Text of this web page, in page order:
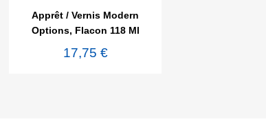
Aperçu rapide
Apprêt / Vernis Modern
Options, Flacon 118 Ml
17,75 €